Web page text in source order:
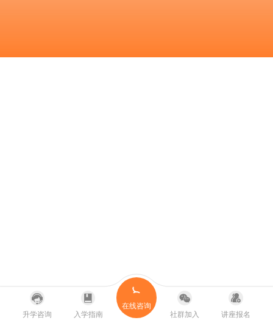
升学咨询 入学指南
在线咨询
社群加入
讲座报名